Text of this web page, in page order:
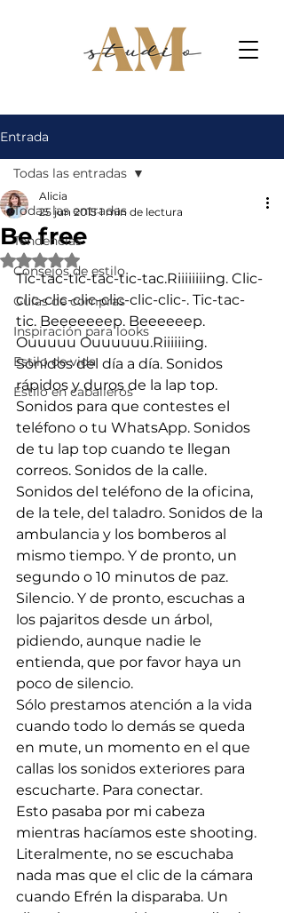
Entrada
Todas las entradas
Tendencias
Consejos de estilo
Guías de compras
Inspiración para looks
Estilo de vida
Estilo en caballeros
Todas las entradas
Be free
Alicia
25 jun 2015 1 min de lectura
Obtuvo NaN de 5 estrellas.
Tic-tac-tic-tac-tic-tac.Riiiiiiiing. Clic-
clic-clic-clic-clic-clic-clic-. Tic-tac-
tic. Beeeeeeep. Beeeeeep.
Ouuuuu Ouuuuuu.Riiiiiing.
Sonidos del día a día. Sonidos
rápidos y duros de la lap top.
Sonidos para que contestes el
teléfono o tu WhatsApp. Sonidos
de tu lap top cuando te llegan
correos. Sonidos de la calle.
Sonidos del teléfono de la oficina,
de la tele, del taladro. Sonidos de la
ambulancia y los bomberos al
mismo tiempo. Y de pronto, un
segundo o 10 minutos de paz.
Silencio. Y de pronto, escuchas a
los pajaritos desde un árbol,
pidiendo, aunque nadie le
entienda, que por favor haya un
poco de silencio.
Sólo prestamos atención a la vida
cuando todo lo demás se queda
en mute, un momento en el que
callas los sonidos exteriores para
escucharte. Para conectar.
Esto pasaba por mi cabeza
mientras hacíamos este shooting.
Literalmente, no se escuchaba
nada mas que el clic de la cámara
cuando Efrén la disparaba. Un